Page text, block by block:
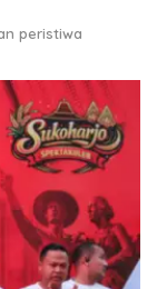
peristiwa